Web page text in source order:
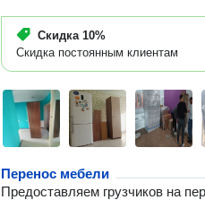
Скидка 10%
Скидка постоянным клиентам
Перенос мебели
Предоставляем грузчиков на